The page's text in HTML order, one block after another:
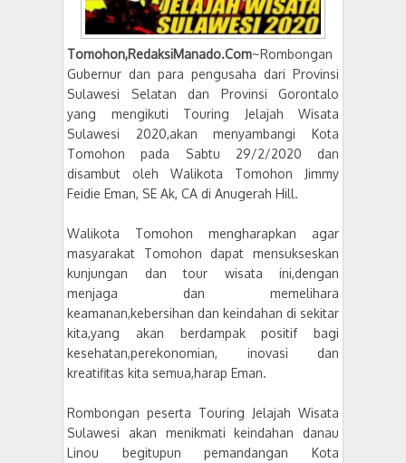
Tomohon,RedaksiManado.Com~Rombongan
Gubernur dan para pengusaha dari Provinsi
Sulawesi Selatan dan Provinsi Gorontalo
yang mengikuti Touring Jelajah Wisata
Sulawesi 2020,akan menyambangi Kota
Tomohon pada Sabtu 29/2/2020 dan
disambut oleh Walikota Tomohon Jimmy
Feidie Eman, SE Ak, CA di Anugerah Hill.
Walikota Tomohon mengharapkan agar
masyarakat Tomohon dapat mensukseskan
kunjungan dan tour wisata ini,dengan
menjaga dan memelihara
keamanan,kebersihan dan keindahan di sekitar
kita,yang akan berdampak positif bagi
kesehatan,perekonomian, inovasi dan
kreatifitas kita semua,harap Eman.
Rombongan peserta Touring Jelajah Wisata
Sulawesi akan menikmati keindahan danau
Linou begitupun pemandangan Kota